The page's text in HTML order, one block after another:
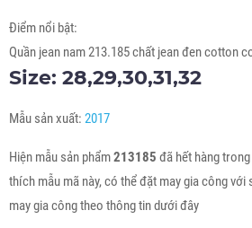
Điểm nổi bật:
Quần jean nam 213.185 chất jean đen cotton
Size: 28,29,30,31,32
Mẫu sản xuất: 2017
Hiện mẫu sản phẩm213185 đã hết hàng
thích mẫu mã này, có thể đặt may gia công với
may gia công theo thông tin dưới đây